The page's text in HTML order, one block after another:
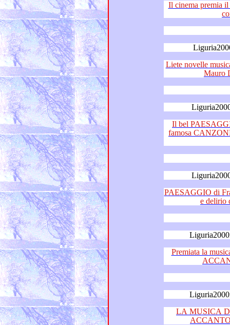
Il cinema premia il cantautore
Liete novelle musicali in
Il bel
famosa CANZONE
PAESAGGIO di Franco
Premiata la musica e la
LA MUSICA
ACCANTO